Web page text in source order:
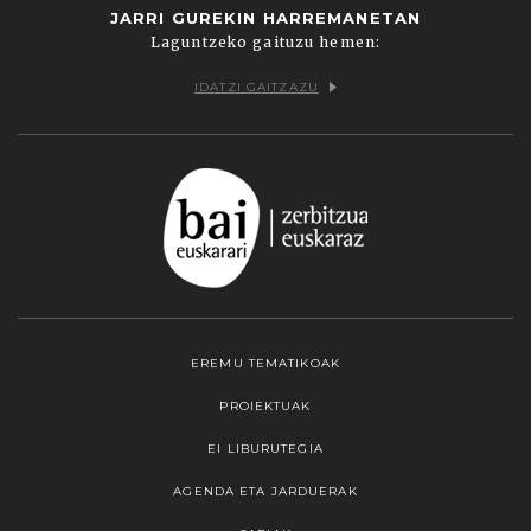
JARRI GUREKIN HARREMANETAN
Laguntzeko gaituzu hemen:
IDATZI GAITZAZU
EREMU TEMATIKOAK
PROIEKTUAK
EI LIBURUTEGIA
AGENDA ETA JARDUERAK